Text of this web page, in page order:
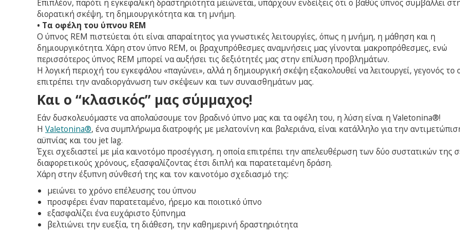
Επιπλέον, παρότι η εγκεφαλική δραστηριότητα μειώνεται, υπάρχουν ενδείξεις ότι ο βαθύς ύπνος συμβάλλει
διορατική σκέψη, τη δημιουργικότητα και τη μνήμη.
• Τα οφέλη του ύπνου REM
Ο ύπνος REM πιστεύεται ότι είναι απαραίτητος για γνωστικές λειτουργίες, όπως η μνήμη, η μάθηση και η
δημιουργικότητα. Χάρη στον ύπνο REM, οι βραχυπρόθεσμες αναμνήσεις μας γίνονται μακροπρόθεσμες, ενώ
περισσότερος ύπνος REM μπορεί να αυξήσει τις δεξιότητές μας στην επίλυση προβλημάτων.
Η λογική περιοχή του εγκεφάλου «παγώνει», αλλά η δημιουργική σκέψη εξακολουθεί να λειτουργεί, γεγονός το
επιτρέπει την αναδιοργάνωση των σκέψεων και των συναισθημάτων μας.
Και ο “κλασικός” μας σύμμαχος!
Εάν δυσκολευόμαστε να απολαύσουμε τον βραδινό ύπνο μας και τα οφέλη του, η λύση είναι η Valetonina®!
Η Valetonina®, ένα συμπλήρωμα διατροφής με μελατονίνη και βαλεριάνα, είναι κατάλληλο για την
αϋπνίας και του jet lag.
Έχει σχεδιαστεί με μία καινοτόμο προσέγγιση, η οποία επιτρέπει την απελευθέρωση των δύο συστατικών της
διαφορετικούς χρόνους, εξασφαλίζοντας έτσι διπλή και παρατεταμένη δράση.
Xάρη στην έξυπνη σύνθεσή της και τον καινοτόμο σχεδιασμό της:
μειώνει το χρόνο επέλευσης του ύπνου
προσφέρει έναν παρατεταμένο, ήρεμο και ποιοτικό ύπνο
εξασφαλίζει ένα ευχάριστο ξύπνημα
βελτιώνει την ευεξία, τη διάθεση, την καθημερινή δραστηριότητα